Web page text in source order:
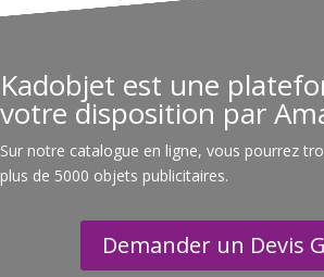
Kadobjet est une
votre disposition par
Sur notre catalogue en ligne, vous pourrez
plus de 5000 objets publicitaires.
Demander un Devis